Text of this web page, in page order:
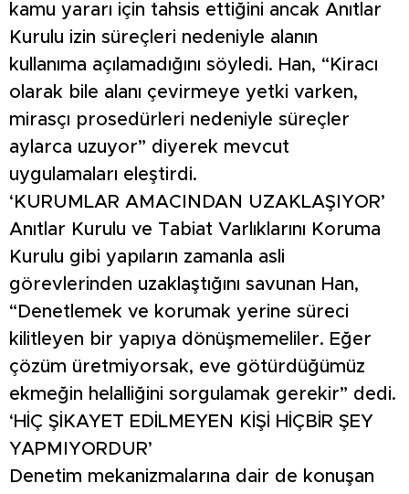
kamu yararı için tahsis ettiğini ancak Anıtlar
Kurulu izin süreçleri nedeniyle alanın
kullanıma açılamadığını söyledi. Han, “Kiracı
olarak bile alanı çevirmeye yetki varken,
mirasçı prosedürleri nedeniyle süreçler
aylarca uzuyor” diyerek mevcut
uygulamaları eleştirdi.
‘KURUMLAR AMACINDAN UZAKLAŞIYOR’
Anıtlar Kurulu ve Tabiat Varlıklarını Koruma
Kurulu gibi yapıların zamanla asli
görevlerinden uzaklaştığını savunan Han,
“Denetlemek ve korumak yerine süreci
kilitleyen bir yapıya dönüşmemeliler. Eğer
çözüm üretmiyorsak, eve götürdüğümüz
ekmeğin helalliğini sorgulamak gerekir” dedi.
‘HİÇ ŞİKAYET EDİLMEYEN KİŞİ HİÇBİR ŞEY
YAPMIYORDUR’
Denetim mekanizmalarına dair de konuşan